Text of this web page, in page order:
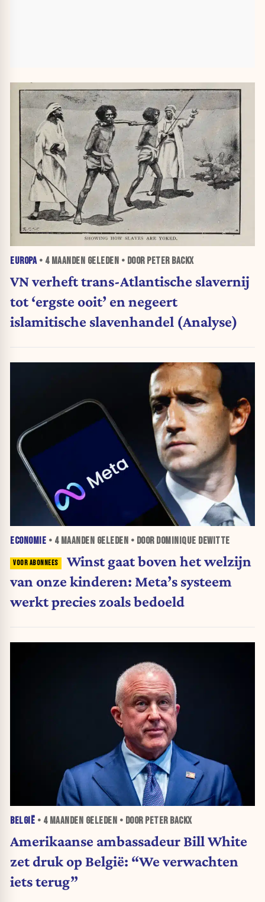
EUROPA• 4 MAANDEN GELEDEN • DOOR PETER BACKX
VN verheft trans-Atlantische slavernij
tot ‘ergste ooit’ en negeert
islamitische slavenhandel (Analyse)
ECONOMIE • 4 MAANDEN GELEDEN • DOOR DOMINIQUE DEWITTE
Winst gaat boven het welzijn
van onze kinderen: Meta’s systeem
werkt precies zoals bedoeld
BELGIË • 4 MAANDEN GELEDEN • DOOR PETER BACKX
Amerikaanse ambassadeur Bill White
zet druk op België: “We verwachten
iets terug”